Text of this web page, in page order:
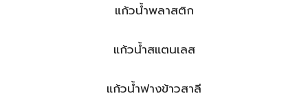
แก้วน้ำพลาสติก
แก้วน้ำสแตนเลส
แก้วน้ำฟางข้าวสาลี